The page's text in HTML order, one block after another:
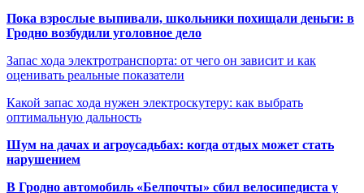
Пока взрослые выпивали, школьники похищали деньги: в
Гродно возбудили уголовное дело
Запас хода электротранспорта: от чего он зависит и как
оценивать реальные показатели
Какой запас хода нужен электроскутеру: как выбрать
оптимальную дальность
Шум на дачах и агроусадьбах: когда отдых может стать
нарушением
В Гродно автомобиль «Белпочты» сбил велосипедиста у